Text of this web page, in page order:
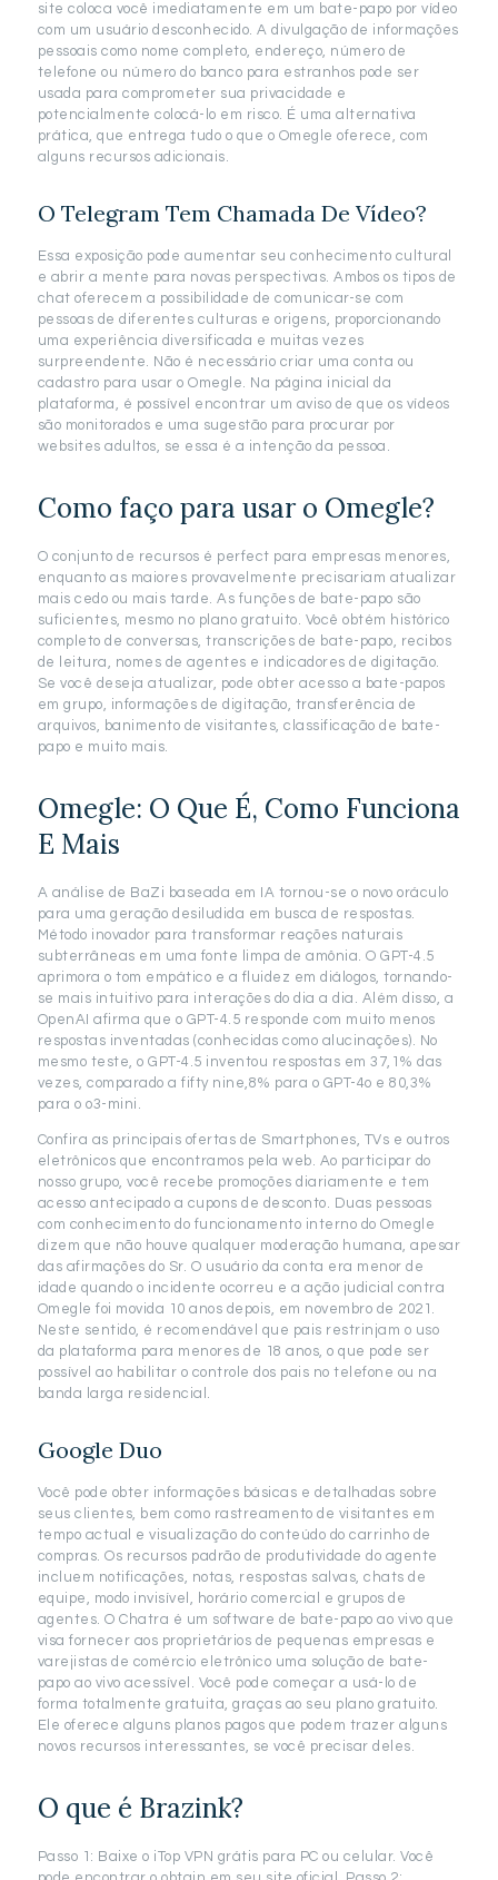
site coloca você imediatamente em um bate-papo por vídeo
com um usuário desconhecido. A divulgação de informações
pessoais como nome completo, endereço, número de
telefone ou número do banco para estranhos pode ser
usada para comprometer sua privacidade e
potencialmente colocá-lo em risco. É uma alternativa
prática, que entrega tudo o que o Omegle oferece, com
alguns recursos adicionais.
O Telegram Tem Chamada De Vídeo?
Essa exposição pode aumentar seu conhecimento cultural
e abrir a mente para novas perspectivas. Ambos os tipos de
chat oferecem a possibilidade de comunicar-se com
pessoas de diferentes culturas e origens, proporcionando
uma experiência diversificada e muitas vezes
surpreendente. Não é necessário criar uma conta ou
cadastro para usar o Omegle. Na página inicial da
plataforma, é possível encontrar um aviso de que os vídeos
são monitorados e uma sugestão para procurar por
websites adultos, se essa é a intenção da pessoa.
Como faço para usar o Omegle?
O conjunto de recursos é perfect para empresas menores,
enquanto as maiores provavelmente precisariam atualizar
mais cedo ou mais tarde. As funções de bate-papo são
suficientes, mesmo no plano gratuito. Você obtém histórico
completo de conversas, transcrições de bate-papo, recibos
de leitura, nomes de agentes e indicadores de digitação.
Se você deseja atualizar, pode obter acesso a bate-papos
em grupo, informações de digitação, transferência de
arquivos, banimento de visitantes, classificação de bate-
papo e muito mais.
Omegle: O Que É, Como Funciona
E Mais
A análise de BaZi baseada em IA tornou-se o novo oráculo
para uma geração desiludida em busca de respostas.
Método inovador para transformar reações naturais
subterrâneas em uma fonte limpa de amônia. O GPT-4.5
aprimora o tom empático e a fluidez em diálogos, tornando-
se mais intuitivo para interações do dia a dia. Além disso, a
OpenAI afirma que o GPT-4.5 responde com muito menos
respostas inventadas (conhecidas como alucinações). No
mesmo teste, o GPT-4.5 inventou respostas em 37,1% das
vezes, comparado a fifty nine,8% para o GPT-4o e 80,3%
para o o3-mini.
Confira as principais ofertas de Smartphones, TVs e outros
eletrônicos que encontramos pela web. Ao participar do
nosso grupo, você recebe promoções diariamente e tem
acesso antecipado a cupons de desconto. Duas pessoas
com conhecimento do funcionamento interno do Omegle
dizem que não houve qualquer moderação humana, apesar
das afirmações do Sr. O usuário da conta era menor de
idade quando o incidente ocorreu e a ação judicial contra
Omegle foi movida 10 anos depois, em novembro de 2021.
Neste sentido, é recomendável que pais restrinjam o uso
da plataforma para menores de 18 anos, o que pode ser
possível ao habilitar o controle dos pais no telefone ou na
banda larga residencial.
Google Duo
Você pode obter informações básicas e detalhadas sobre
seus clientes, bem como rastreamento de visitantes em
tempo actual e visualização do conteúdo do carrinho de
compras. Os recursos padrão de produtividade do agente
incluem notificações, notas, respostas salvas, chats de
equipe, modo invisível, horário comercial e grupos de
agentes. O Chatra é um software de bate-papo ao vivo que
visa fornecer aos proprietários de pequenas empresas e
varejistas de comércio eletrônico uma solução de bate-
papo ao vivo acessível. Você pode começar a usá-lo de
forma totalmente gratuita, graças ao seu plano gratuito.
Ele oferece alguns planos pagos que podem trazer alguns
novos recursos interessantes, se você precisar deles.
O que é Brazink?
Passo 1: Baixe o iTop VPN grátis para PC ou celular. Você